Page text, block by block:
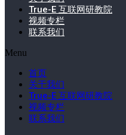
True-E 互联网研教院
视频专栏
联系我们
Menu
首页
关于我们
True-E 互联网研教院
视频专栏
联系我们